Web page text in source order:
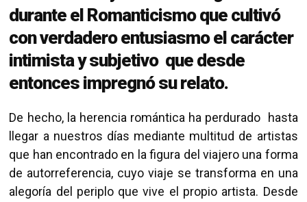
durante el Romanticismo que cultivó
con verdadero entusiasmo el carácter
intimista y subjetivo que desde
entonces impregnó su relato.
De hecho, la herencia romántica ha perdurado hasta
llegar a nuestros días mediante multitud de artistas
que han encontrado en la figura del viajero una forma
de autorreferencia, cuyo viaje se transforma en una
alegoría del periplo que vive el propio artista. Desde